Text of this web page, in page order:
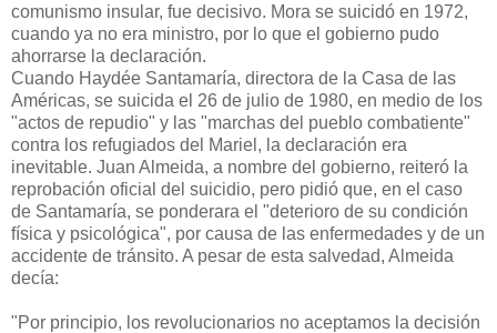
comunismo insular, fue decisivo. Mora se suicidó en 1972,
cuando ya no era ministro, por lo que el gobierno pudo
ahorrarse la declaración.
Cuando Haydée Santamaría, directora de la Casa de las
Américas, se suicida el 26 de julio de 1980, en medio de los
"actos de repudio" y las "marchas del pueblo combatiente"
contra los refugiados del Mariel, la declaración era
inevitable. Juan Almeida, a nombre del gobierno, reiteró la
reprobación oficial del suicidio, pero pidió que, en el caso
de Santamaría, se ponderara el "deterioro de su condición
física y psicológica", por causa de las enfermedades y de un
accidente de tránsito. A pesar de esta salvedad, Almeida
decía:
"Por principio, los revolucionarios no aceptamos la decisión